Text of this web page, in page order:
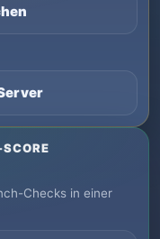
Checks in einer